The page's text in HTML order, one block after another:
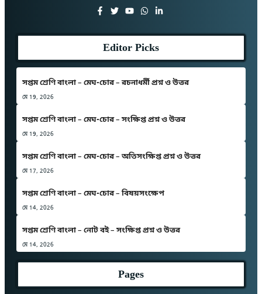
Editor Picks
সপ্তম শ্রেণি বাংলা – মেঘ-চোর – রচনাধর্মী প্রশ্ন ও উত্তর
মে 19, 2026
সপ্তম শ্রেণি বাংলা – মেঘ-চোর – সংক্ষিপ্ত প্রশ্ন ও উত্তর
মে 19, 2026
সপ্তম শ্রেণি বাংলা – মেঘ-চোর – অতিসংক্ষিপ্ত প্রশ্ন ও উত্তর
মে 17, 2026
সপ্তম শ্রেণি বাংলা – মেঘ-চোর – বিষয়সংক্ষেপ
মে 14, 2026
সপ্তম শ্রেণি বাংলা – নোট বই – সংক্ষিপ্ত প্রশ্ন ও উত্তর
মে 14, 2026
Pages